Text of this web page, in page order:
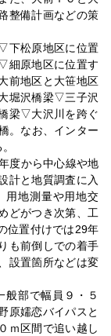
整備計画などの策
下松原地区に位置
細原地区に位置す
前地区と大笹地区
堀沢橋梁▽三子沢
梁▽大沢川を跨ぐ
。なお、インター
度から中心線や地
計と地質調査に入
用地測量や用地交
どがつき次第、工
位置付けでは29年
も前倒しでの着手
設置箇所などは変
部で幅員９・５
原嬬恋バイパスと
ｍ区間で追い越し